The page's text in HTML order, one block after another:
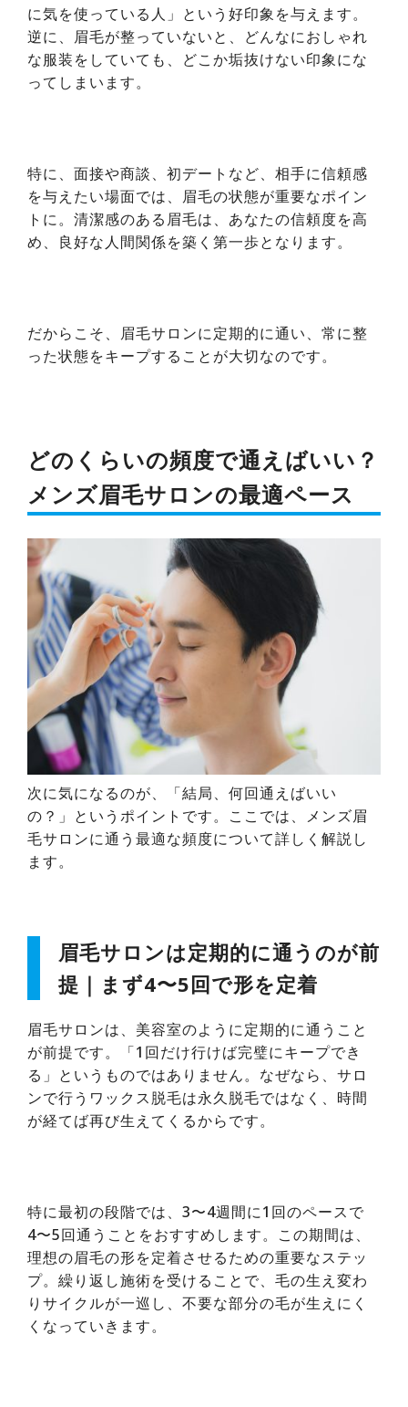
に気を使っている人」という好印象を与えます。
逆に、眉毛が整っていないと、どんなにおしゃれ
な服装をしていても、どこか垢抜けない印象にな
ってしまいます。
特に、面接や商談、初デートなど、相手に信頼感
を与えたい場面では、眉毛の状態が重要なポイン
トに。清潔感のある眉毛は、あなたの信頼度を高
め、良好な人間関係を築く第一歩となります。
だからこそ、眉毛サロンに定期的に通い、常に整
った状態をキープすることが大切なのです。
どのくらいの頻度で通えばいい？
メンズ眉毛サロンの最適ペース
次に気になるのが、「結局、何回通えばいい
の？」というポイントです。ここでは、メンズ眉
毛サロンに通う最適な頻度について詳しく解説し
ます。
眉毛サロンは定期的に通うのが前
提｜まず4〜5回で形を定着
眉毛サロンは、美容室のように定期的に通うこと
が前提です。「1回だけ行けば完璧にキープでき
る」というものではありません。なぜなら、サロ
ンで行うワックス脱毛は永久脱毛ではなく、時間
が経てば再び生えてくるからです。
特に最初の段階では、3〜4週間に1回のペースで
4〜5回通うことをおすすめします。この期間は、
理想の眉毛の形を定着させるための重要なステッ
プ。繰り返し施術を受けることで、毛の生え変わ
りサイクルが一巡し、不要な部分の毛が生えにく
くなっていきます。